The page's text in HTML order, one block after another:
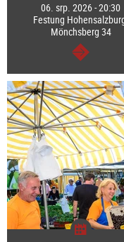
06. srp. 2026 - 20:30
Festung
Mönchsberg 34